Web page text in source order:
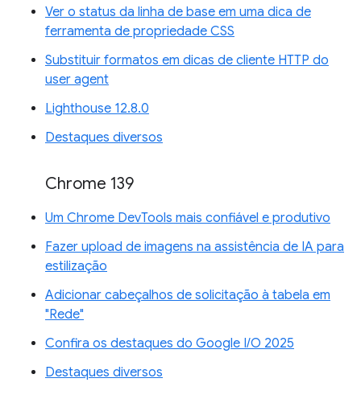
Ver o status da linha de base em uma dica de
ferramenta de propriedade CSS
Substituir formatos em dicas de cliente HTTP do
user agent
Lighthouse 12.8.0
Destaques diversos
Chrome 139
Um Chrome DevTools mais confiável e produtivo
Fazer upload de imagens na assistência de IA para
estilização
Adicionar cabeçalhos de solicitação à tabela em
"Rede"
Confira os destaques do Google I/O 2025
Destaques diversos